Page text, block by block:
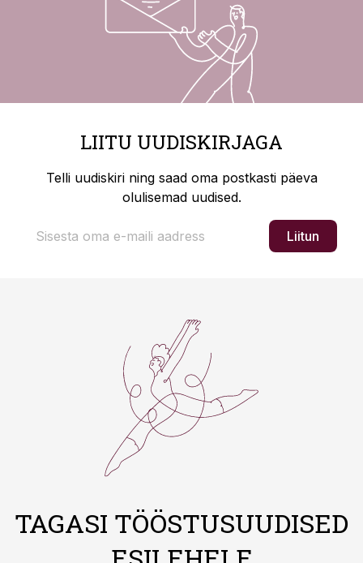
LIITU UUDISKIRJAGA
Telli uudiskiri ning saad oma postkasti päeva
olulisemad uudised.
Liitun
TAGASI TÖÖSTUSUUDISED